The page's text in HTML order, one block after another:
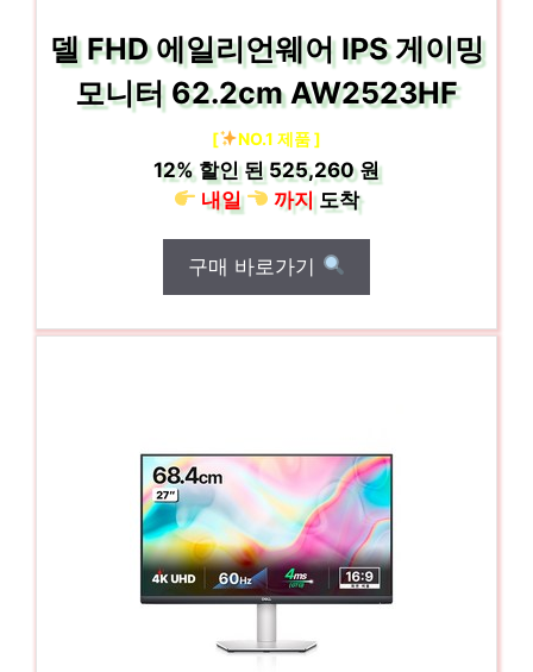
델 FHD 에일리언웨어 IPS 게이밍
모니터 62.2cm AW2523HF
[ NO.1 제품 ]
12% 할인 된525,260 원
내일
까지도착
구매 바로가기